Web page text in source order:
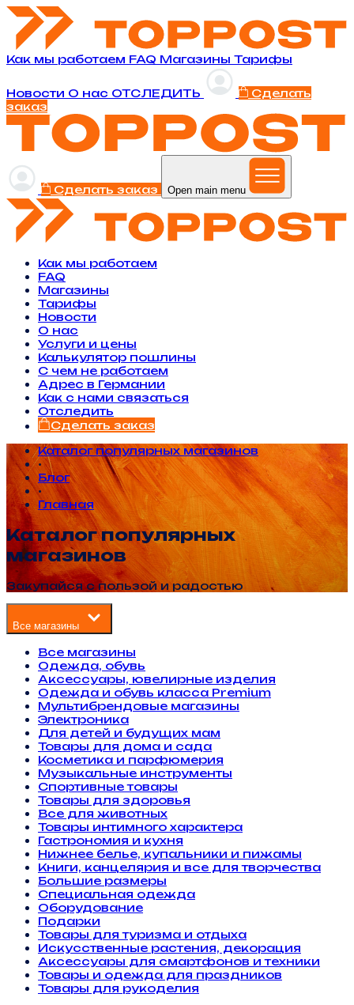
Как мы работаем FAQ Магазины Тарифы
Новости O нас ОТСЛЕДИТЬ
Сделать
заказ
Сделать заказ Open main menu
Как мы работаем
FAQ
Магазины
Тарифы
Новости
O нас
Услуги и цены
Калькулятор пошлины
С чем не работаем
Адрес в Германии
Как с нами связаться
Отследить
Сделать заказ
Каталог популярных магазинов
•
Блог
•
Главная
Каталог популярных
магазинов
Закупайся с пользой и радостью
Все магазины
Все магазины
Одежда, обувь
Аксессуары, ювелирные изделия
Одежда и обувь класса Premium
Мультибрендовые магазины
Электроника
Для детей и будущих мам
Товары для дома и сада
Косметика и парфюмерия
Музыкальные инструменты
Спортивные товары
Товары для здоровья
Все для животных
Товары интимного характера
Гастрономия и кухня
Нижнее белье, купальники и пижамы
Книги, канцелярия и все для творчества
Большие размеры
Специальная одежда
Оборудование
Подарки
Товары для туризма и отдыха
Искусственные растения, декорация
Аксессуары для смартфонов и техники
Товары и одежда для праздников
Товары для рукоделия